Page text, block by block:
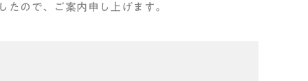
たので、ご案内申し上げます。